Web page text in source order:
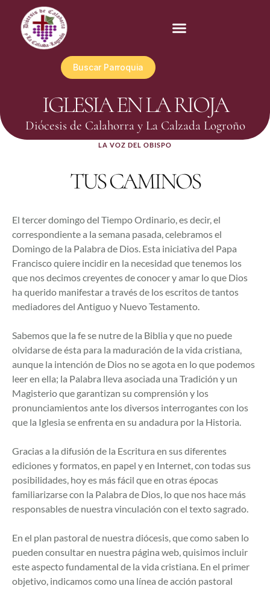
Buscar Parroquia
IGLESIA EN LA RIOJA
Diócesis de Calahorra y La Calzada Logroño
LA VOZ DEL OBISPO
TUS CAMINOS
El tercer domingo del Tiempo Ordinario, es decir, el
correspondiente a la semana pasada, celebramos el
Domingo de la Palabra de Dios. Esta iniciativa del Papa
Francisco quiere incidir en la necesidad que tenemos los
que nos decimos creyentes de conocer y amar lo que Dios
ha querido manifestar a través de los escritos de tantos
mediadores del Antiguo y Nuevo Testamento.
Sabemos que la fe se nutre de la Biblia y que no puede
olvidarse de ésta para la maduración de la vida cristiana,
aunque la intención de Dios no se agota en lo que podemos
leer en ella; la Palabra lleva asociada una Tradición y un
Magisterio que garantizan su comprensión y los
pronunciamientos ante los diversos interrogantes con los
que la Iglesia se enfrenta en su andadura por la Historia.
Gracias a la difusión de la Escritura en sus diferentes
ediciones y formatos, en papel y en Internet, con todas sus
posibilidades, hoy es más fácil que en otras épocas
familiarizarse con la Palabra de Dios, lo que nos hace más
responsables de nuestra vinculación con el texto sagrado.
En el plan pastoral de nuestra diócesis, que como saben lo
pueden consultar en nuestra página web, quisimos incluir
este aspecto fundamental de la vida cristiana. En el primer
objetivo, indicamos como una línea de acción pastoral